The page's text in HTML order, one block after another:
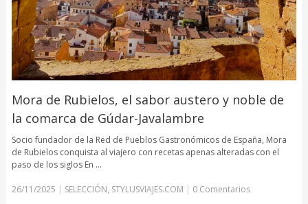
Mora de Rubielos, el sabor austero y noble de
la comarca de Gúdar-Javalambre
Socio fundador de la Red de Pueblos Gastronómicos de España, Mora
de Rubielos conquista al viajero con recetas apenas alteradas con el
paso de los siglos En …
26/11/2025 | SELECCIÓN, STYLUSVIAJES.COM | 0 Comentarios